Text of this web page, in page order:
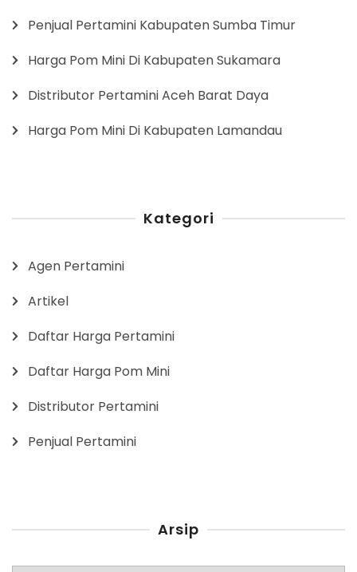
Penjual Pertamini Kabupaten Sumba Timur
Harga Pom Mini Di Kabupaten Sukamara
Distributor Pertamini Aceh Barat Daya
Harga Pom Mini Di Kabupaten Lamandau
Kategori
Agen Pertamini
Artikel
Daftar Harga Pertamini
Daftar Harga Pom Mini
Distributor Pertamini
Penjual Pertamini
Arsip